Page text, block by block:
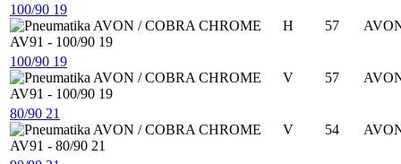
100/90 19
H
57
100/90 19
V
57
80/90 21
V
54